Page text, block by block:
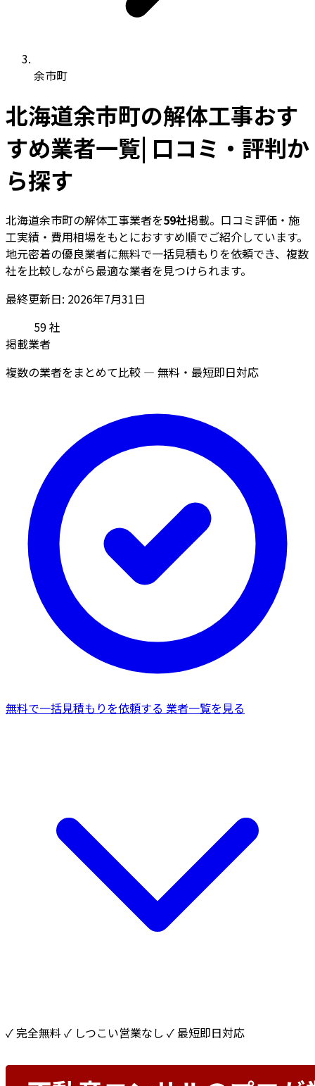
余市町
北海道余市町の解体工事おす
すめ業者一覧| 口コミ・評判か
ら探す
北海道余市町の解体工事業者を59社掲載。口コミ評価・施
工実績・費用相場をもとにおすすめ順でご紹介しています。
地元密着の優良業者に無料で一括見積もりを依頼でき、複数
社を比較しながら最適な業者を見つけられます。
最終更新日: 2026年7月31日
59社
掲載業者
複数の業者をまとめて比較 — 無料・最短即日対応
無料で一括見積もりを依頼する 業者一覧を見る
✓ 完全無料 ✓ しつこい営業なし ✓ 最短即日対応